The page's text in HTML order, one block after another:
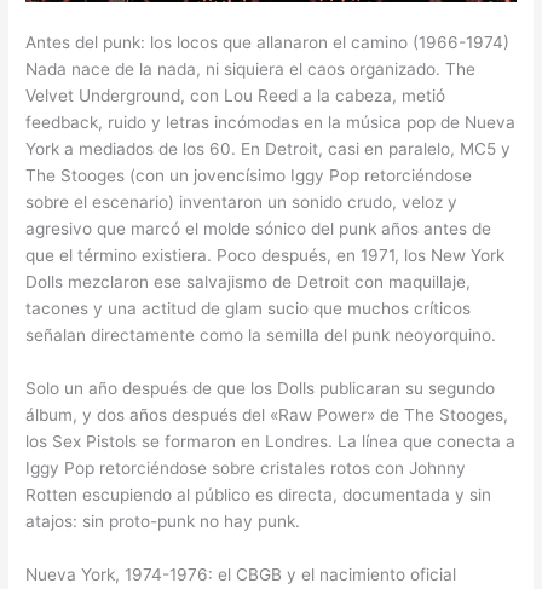
Antes del punk: los locos que allanaron el camino (1966-1974)
Nada nace de la nada, ni siquiera el caos organizado. The
Velvet Underground, con Lou Reed a la cabeza, metió
feedback, ruido y letras incómodas en la música pop de Nueva
York a mediados de los 60. En Detroit, casi en paralelo, MC5 y
The Stooges (con un jovencísimo Iggy Pop retorciéndose
sobre el escenario) inventaron un sonido crudo, veloz y
agresivo que marcó el molde sónico del punk años antes de
que el término existiera. Poco después, en 1971, los New York
Dolls mezclaron ese salvajismo de Detroit con maquillaje,
tacones y una actitud de glam sucio que muchos críticos
señalan directamente como la semilla del punk neoyorquino.
Solo un año después de que los Dolls publicaran su segundo
álbum, y dos años después del «Raw Power» de The Stooges,
los Sex Pistols se formaron en Londres. La línea que conecta a
Iggy Pop retorciéndose sobre cristales rotos con Johnny
Rotten escupiendo al público es directa, documentada y sin
atajos: sin proto-punk no hay punk.
Nueva York, 1974-1976: el CBGB y el nacimiento oficial